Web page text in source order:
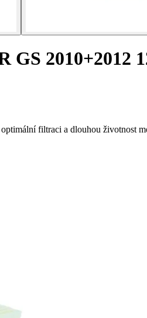
2010+2012
filtraci a dlouhou životnost